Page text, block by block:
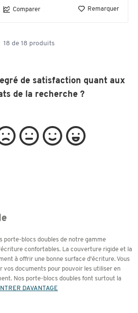
Comparer Remarquer
18 de 18 produits
de satisfaction quant aux
de la recherche ?
porte-blocs doubles de notre gamme
confortables. La couverture rigide et la
à offrir une bonne surface d'écriture. Vous
vos documents pour pouvoir les utiliser en
Nos porte-blocs doubles font surtout la
DAVANTAGE